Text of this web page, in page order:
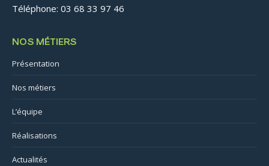
Téléphone: 03 68 33 97 46
NOS MÉTIERS
Présentation
Nos métiers
L’équipe
Réalisations
Actualités